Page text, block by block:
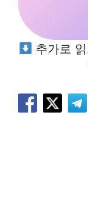
추가로